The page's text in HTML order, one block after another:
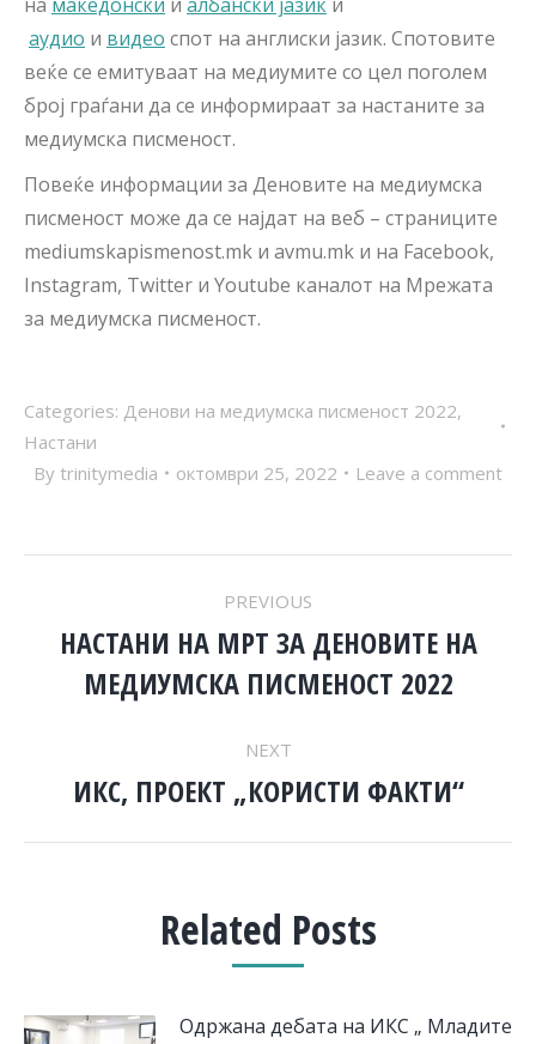
аудио и видео спот на англиски јазик. Спотовите
веќе се емитуваат на медиумите со цел поголем
број граѓани да се информираат за настаните за
медиумска писменост.
Повеќе информации за Деновите на медиумска
писменост може да се најдат на веб – страниците
mediumskapismenost.mk и avmu.mk и на Facebook,
Instagram, Twitter и Youtube каналот на Мрежата
за медиумска писменост.
Categories: Денови на медиумска писменост 2022,
Настани
By trinitymedia октомври 25, 2022 Leave a comment
NAVIGATION
PREVIOUS
Previous
post:
НАСТАНИ НА МРТ ЗА ДЕНОВИТЕ НА
МЕДИУМСКА ПИСМЕНОСТ 2022
NEXT
Next
ИКС, ПРОЕКТ „КОРИСТИ ФАКТИ“
Related Posts
Одржана дебата на ИКС „ Младите